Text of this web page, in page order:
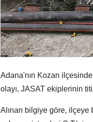
Adana'nın Kozan ilçesinde
olayı, JASAT ekiplerinin
Alınan bilgiye göre, ilçeye